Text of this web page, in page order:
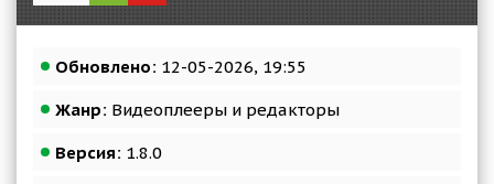
Обновлено: 12-05-2026, 19:55
Жанр: Видеоплееры и редакторы
Версия: 1.8.0